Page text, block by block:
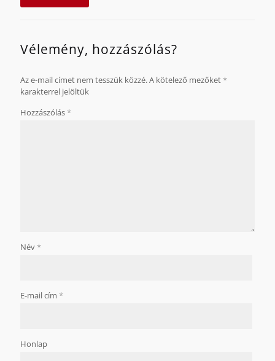
Vélemény, hozzászólás?
Az e-mail címet nem tesszük közzé.A kötelező mezőket*
karakterrel jelöltük
Hozzászólás*
Név*
E-mail cím *
Honlap